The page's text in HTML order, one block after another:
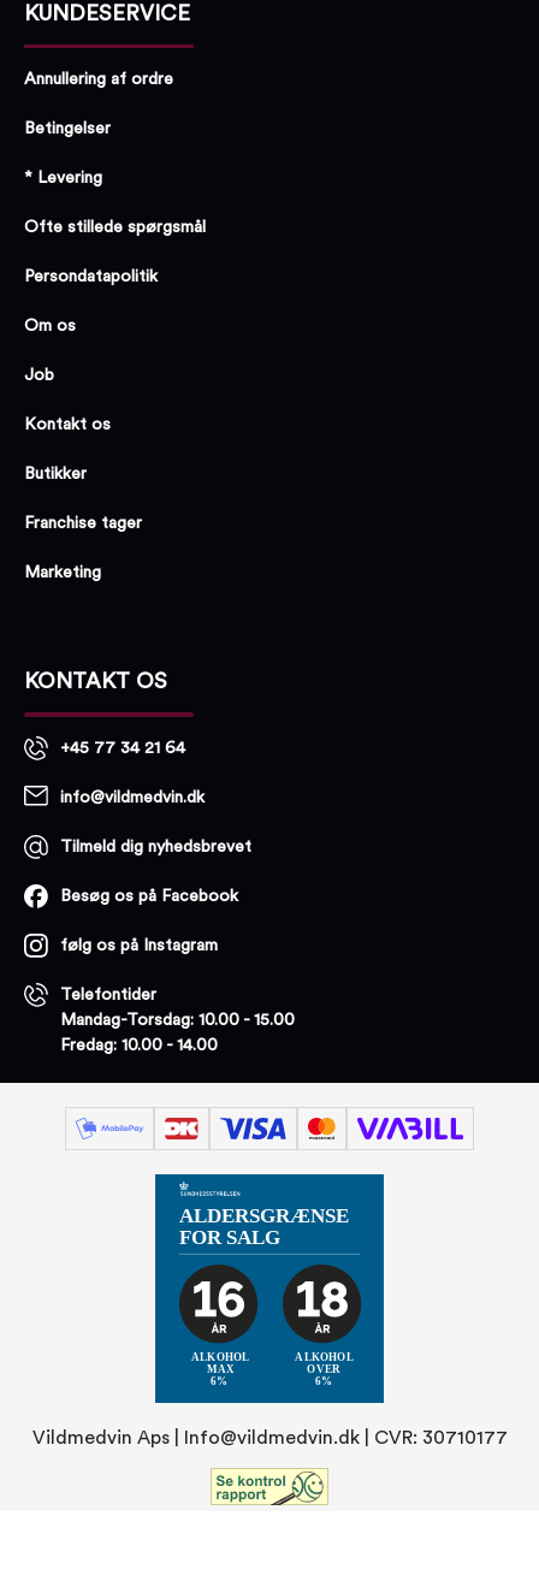
KUNDESERVICE
Annullering af ordre
Betingelser
* Levering
Ofte stillede spørgsmål
Persondatapolitik
Om os
Job
Kontakt os
Butikker
Franchise tager
Marketing
KONTAKT OS
+45 77 34 21 64
info@vildmedvin.dk
Tilmeld dig nyhedsbrevet
Besøg os på Facebook
følg os på Instagram
Telefontider
Mandag-Torsdag: 10.00 - 15.00
Fredag: 10.00 - 14.00
Vildmedvin Aps | Info@vildmedvin.dk| CVR: 30710177